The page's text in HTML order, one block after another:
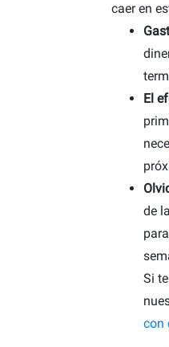
caer en
El
de
Si
con